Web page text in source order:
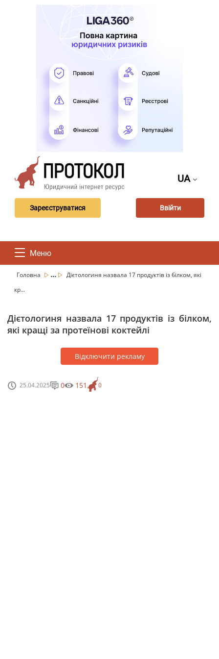
UA
Зареєструватися Ввійти
Меню
Головна ...
Дієтологиня назвала 17 продуктів із білком, які
кр...
Дієтологиня назвала 17 продуктів із білком,
які кращі за протеїнові коктейлі
Відключити рекламу
25.04.2025 0
0 151